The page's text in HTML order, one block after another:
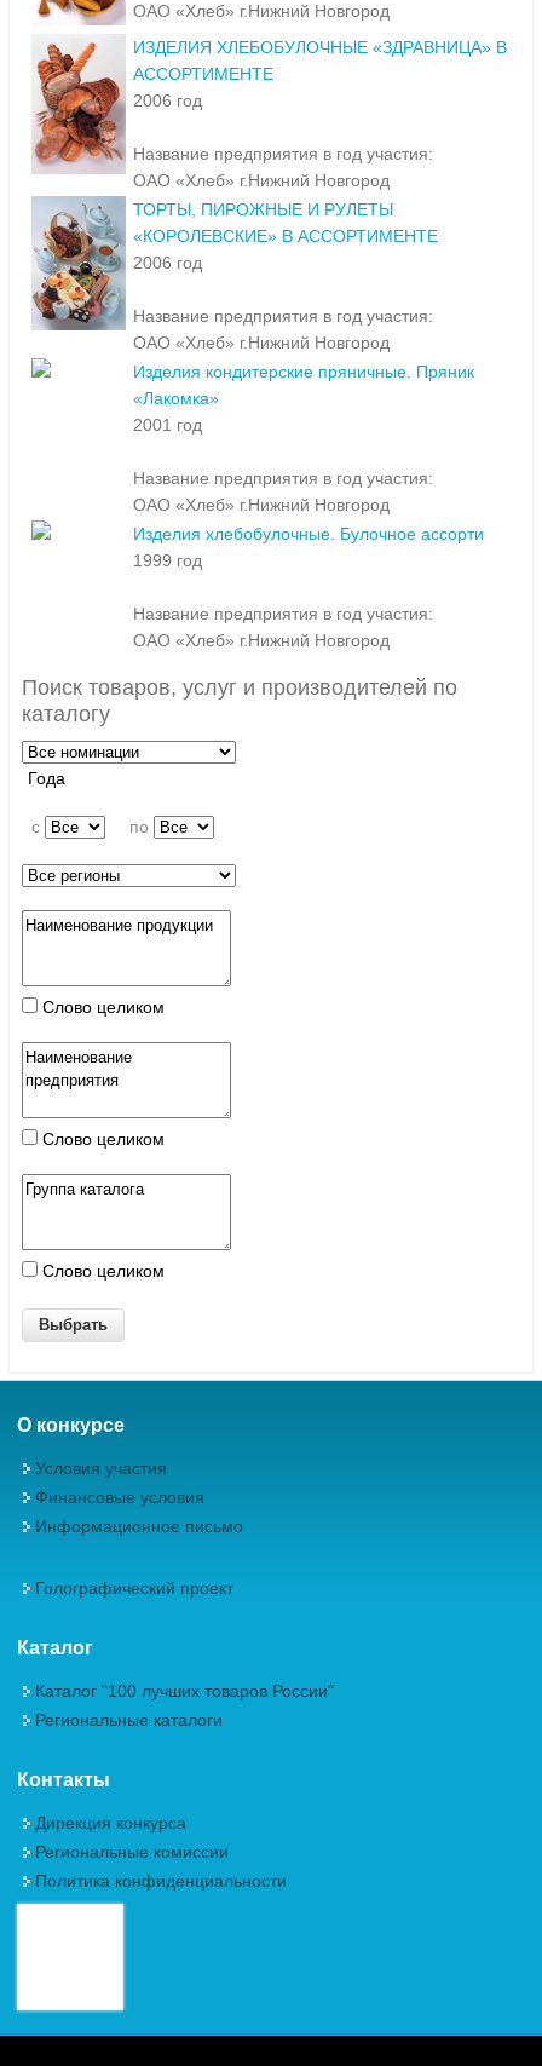
ОАО «Хлеб» г.Нижний Новгород
ИЗДЕЛИЯ ХЛЕБОБУЛОЧНЫЕ «ЗДРАВНИЦА» В
АССОРТИМЕНТЕ
2006 год
Название предприятия в год участия:
ОАО «Хлеб» г.Нижний Новгород
ТОРТЫ, ПИРОЖНЫЕ И РУЛЕТЫ
«КОРОЛЕВСКИЕ» В АССОРТИМЕНТЕ
2006 год
Название предприятия в год участия:
ОАО «Хлеб» г.Нижний Новгород
Изделия кондитерские пряничные. Пряник
«Лакомка»
2001 год
Название предприятия в год участия:
ОАО «Хлеб» г.Нижний Новгород
Изделия хлебобулочные. Булочное ассорти
1999 год
Название предприятия в год участия:
ОАО «Хлеб» г.Нижний Новгород
Поиск товаров, услуг и производителей по
каталогу
Года
c по
Слово целиком
Слово целиком
Слово целиком
О конкурсе
Условия участия
Финансовые условия
Информационное письмо
Голографический проект
Каталог
Каталог "100 лучших товаров России"
Региональные каталоги
Контакты
Дирекция конкурса
Региональные комиссии
Политика конфиденциальности